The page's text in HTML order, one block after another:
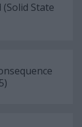
(Solid State